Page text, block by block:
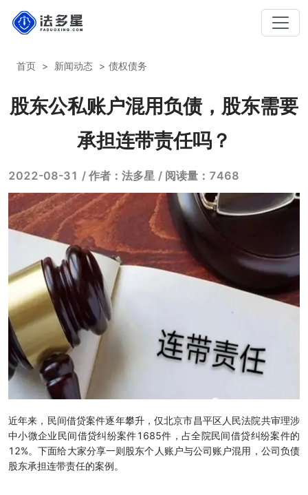
首页 新闻动态 债权债务
股东公私账户混用负债，股东需要
承担连带责任吗？
2022-08-31 / 作者：法多星 / 阅读量：7468
近年来，民间借贷案件逐年攀升，仅北京市昌平区人民法院共审理涉
中小微企业民间借贷纠纷案件1685件，占全院民间借贷纠纷案件的
12%。下面给大家分享一则股东个人账户与公司账户混用，公司负债
股东承担连带责任的案例。